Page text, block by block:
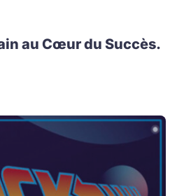
au Cœur du Succès.